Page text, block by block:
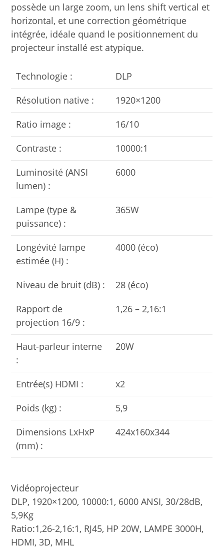
possède un large zoom, un lens shift vertical et
horizontal, et une correction géométrique
intégrée, idéale quand le positionnement du
projecteur installé est atypique.
Technologie :
DLP
Résolution native :
1920×1200
Ratio image :
16/10
Contraste :
10000:1
Luminosité (ANSI
lumen) :
6000
Lampe (type &
puissance) :
365W
Longévité lampe
estimée (H) :
4000 (éco)
Niveau de bruit (dB) :
28 (éco)
Rapport de
projection 16/9 :
1,26 – 2,16:1
Haut-parleur interne
:
20W
Entrée(s) HDMI :
x2
Poids (kg) :
5,9
Dimensions LxHxP
(mm) :
424x160x344
Vidéoprojecteur
DLP, 1920×1200, 10000:1, 6000 ANSI, 30/28dB,
5,9Kg
Ratio:1,26-2,16:1, RJ45, HP 20W, LAMPE 3000H,
HDMI, 3D, MHL